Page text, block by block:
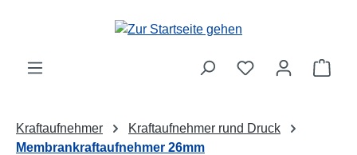
Zum Hauptinhalt springen
Kraftaufnehmer
Kraftaufnehmer rund Druck
Membrankraftaufnehmer 26mm